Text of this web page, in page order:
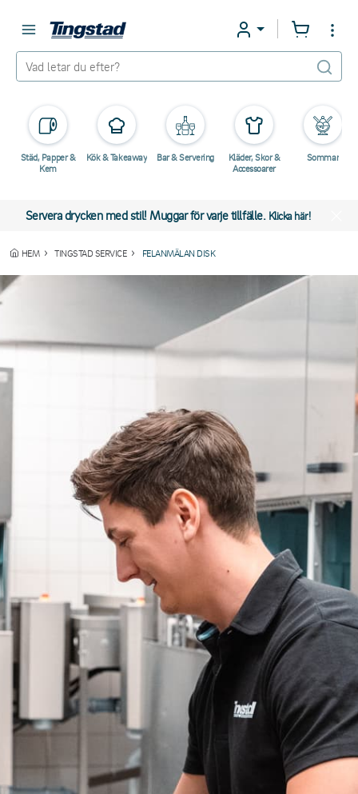
Städ, Papper &
Kem
Kök & Takeaway Bar & Servering
Kläder, Skor &
Accessoarer
Sommar
Servera drycken med stil! Muggar för varje tillfälle. Klicka här!
HEM TINGSTAD SERVICE FELANMÄLAN DISK